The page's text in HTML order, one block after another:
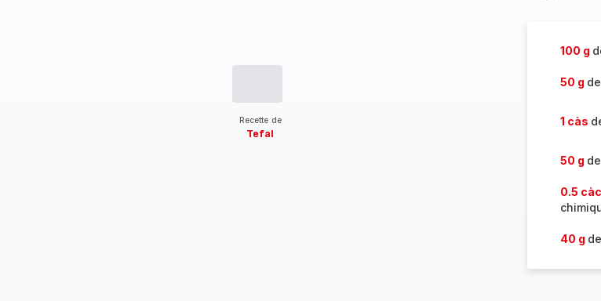
Recette de
Tefal
100 g
50 g
1 càs
50 g
0.5 càc
40 g